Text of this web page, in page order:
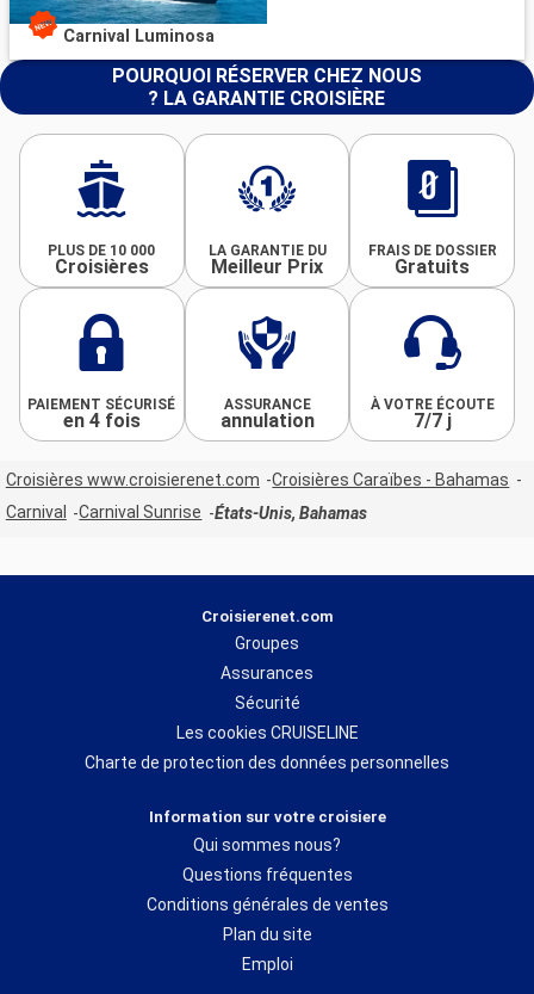
Carnival Luminosa
POURQUOI RÉSERVER CHEZ NOUS
? LA GARANTIE CROISIÈRE
PLUS DE 10 000
Croisières
LA GARANTIE DU
Meilleur Prix
FRAIS DE DOSSIER
Gratuits
PAIEMENT SÉCURISÉ
en 4 fois
ASSURANCE
annulation
À VOTRE ÉCOUTE
7/7 j
Croisières www.croisierenet.com
Croisières Caraïbes - Bahamas
Carnival
Carnival Sunrise États-Unis, Bahamas
Croisierenet.com
Groupes
Assurances
Sécurité
Les cookies CRUISELINE
Charte de protection des données personnelles
Information sur votre croisiere
Qui sommes nous?
Questions fréquentes
Conditions générales de ventes
Plan du site
Emploi